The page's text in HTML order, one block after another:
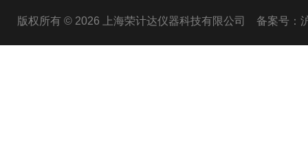
版权所有 © 2026 上海荣计达仪器科技有限公司 备案号：